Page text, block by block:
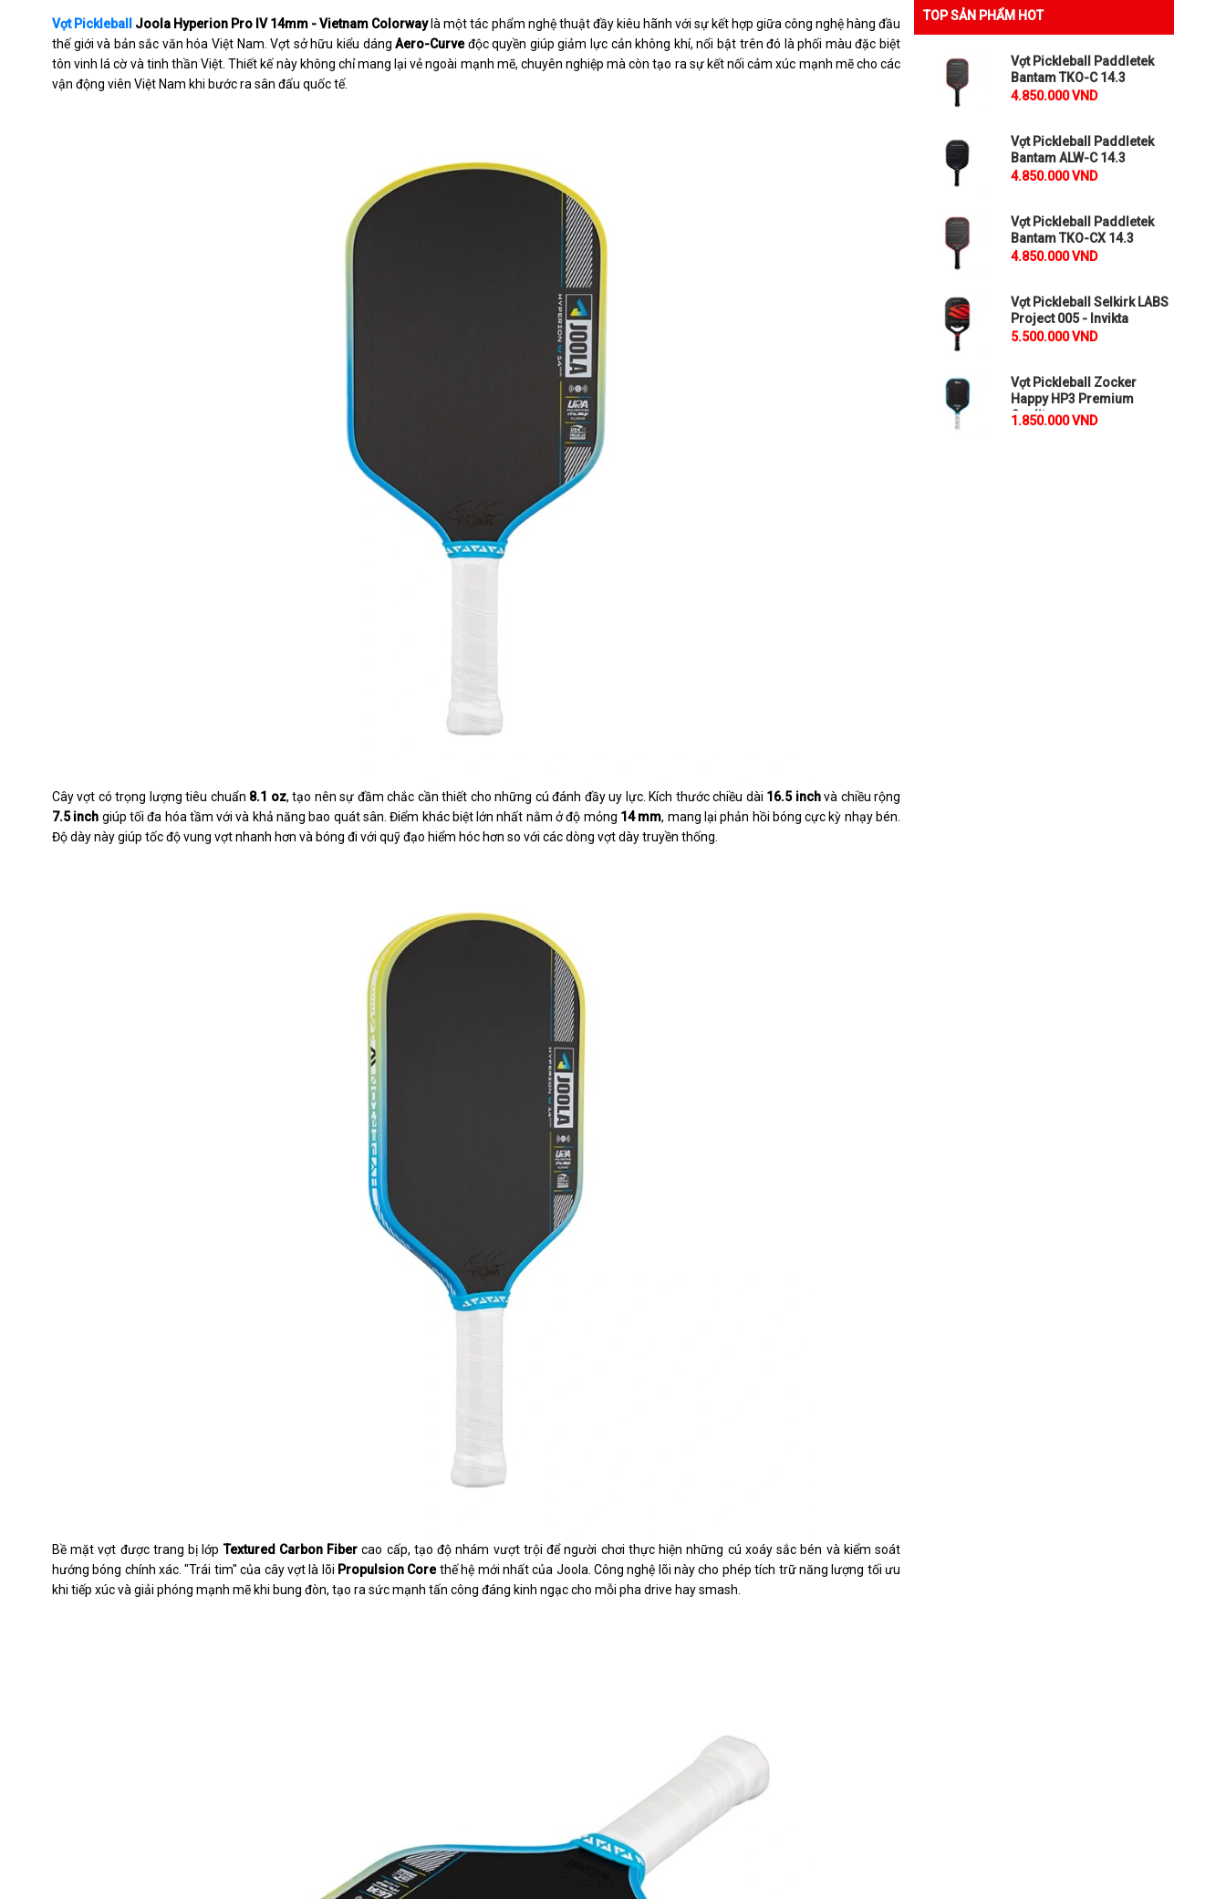
Vợt Pickleball Joola Hyperion Pro IV 14mm - Vietnam Colorwaylà một tác phẩm nghệ thuật đầy kiêu hãnh với sự kết hợp giữa công nghệ hàng đầu
thế giới và bản sắc văn hóa Việt Nam. Vợt sở hữu kiểu dángAero-Curveđộc quyền giúp giảm lực cản không khí, nổi bật trên đó là phối màu đặc biệt
tôn vinh lá cờ và tinh thần Việt. Thiết kế này không chỉ mang lại vẻ ngoài mạnh mẽ, chuyên nghiệp mà còn tạo ra sự kết nối cảm xúc mạnh mẽ cho các
vận động viên Việt Nam khi bước ra sân đấu quốc tế.
Cây vợt có trọng lượng tiêu chuẩn 8.1 oz, tạo nên sự đầm chắc cần thiết cho những cú đánh đầy uy lực. Kích thước chiều dài 16.5 inchvà chiều rộng
7.5 inch giúp tối đa hóa tầm với và khả năng bao quát sân. Điểm khác biệt lớn nhất nằm ở độ mỏng 14 mm, mang lại phản hồi bóng cực kỳ nhạy bén.
Độ dày này giúp tốc độ vung vợt nhanh hơn và bóng đi với quỹ đạo hiểm hóc hơn so với các dòng vợt dày truyền thống.
Bề mặt vợt được trang bị lớpTextured Carbon Fiber cao cấp, tạo độ nhám vượt trội để người chơi thực hiện những cú xoáy sắc bén và kiểm soát
hướng bóng chính xác. "Trái tim" của cây vợt là lõi Propulsion Corethế hệ mới nhất của Joola. Công nghệ lõi này cho phép tích trữ năng lượng tối ưu
khi tiếp xúc và giải phóng mạnh mẽ khi bung đòn, tạo ra sức mạnh tấn công đáng kinh ngạc cho mỗi pha drive hay smash.
TOP SẢN PHẨM HOT
Vợt Pickleball Paddletek
Bantam TKO-C 14.3
4.850.000 VND
Vợt Pickleball Paddletek
Bantam ALW-C 14.3
4.850.000 VND
Vợt Pickleball Paddletek
Bantam TKO-CX 14.3
4.850.000 VND
Vợt Pickleball Selkirk LABS
Project 005 - Invikta
5.500.000 VND
Vợt Pickleball Zocker
Happy HP3 Premium
Quality
1.850.000 VND